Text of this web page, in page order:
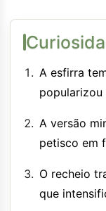
A esfirra
popularizou
A versão
petisco em
O recheio
que